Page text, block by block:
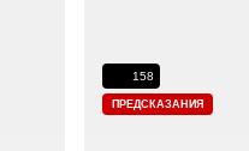
ПРЕДСКАЗАНИЯ
158